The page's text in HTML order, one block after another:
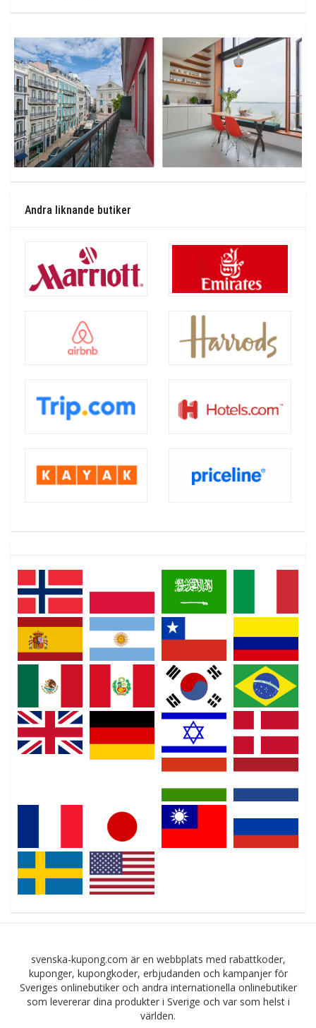
Andra liknande butiker
svenska-kupong.com är en webbplats med rabattkoder,
kuponger, kupongkoder, erbjudanden och kampanjer för
Sveriges onlinebutiker och andra internationella onlinebutiker
som levererar dina produkter i Sverige och var som helst i
världen.